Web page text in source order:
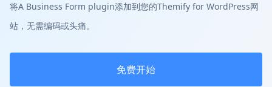
将A Business Form plugin添加到您的Themify for WordPress网
站，无需编码或头痛。
免费开始